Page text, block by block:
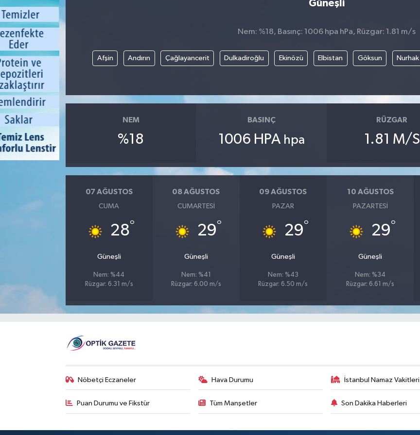
Güneşli
Nem: %18, Basınç: 1006 hpa hPa, Rüzgar: 1.81 m/s
Afşin Andırın Çağlayancerit Dulkadiroğlu Ekinözü Elbistan Göksun Nurhak
NEM
%18
BASINÇ
1006 HPA hpa
RÜZGAR
1.81 M/S
07 AĞUSTOS
CUMA
28°
Güneşli
Nem: %44
Rüzgar: 6.31 m/s
08 AĞUSTOS
CUMARTESI
29°
Güneşli
Nem: %41
Rüzgar: 6.00 m/s
09 AĞUSTOS
PAZAR
29°
Güneşli
Nem: %43
Rüzgar: 6.50 m/s
10 AĞUSTOS
PAZARTESI
29°
Güneşli
Nem: %34
Rüzgar: 6.61 m/s
Nöbetçi Eczaneler Hava Durumu İstanbul Namaz Vakitleri
Puan Durumu ve Fikstür Tüm Manşetler Son Dakika Haberleri